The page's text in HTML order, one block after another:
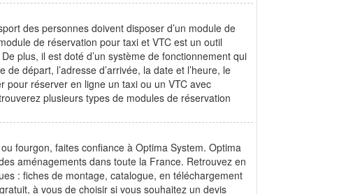
des personnes doivent disposer d’un module de
de réservation pour taxi et VTC est un outil
plus, il est doté d’un système de fonctionnement qui
départ, l’adresse d’arrivée, la date et l’heure, le
pour réserver en ligne un taxi ou un VTC avec
plusieurs types de modules de réservation
fourgon, faites confiance à Optima System. Optima
aménagements dans toute la France. Retrouvez en
: fiches de montage, catalogue, en téléchargement
à vous de choisir si vous souhaitez un devis